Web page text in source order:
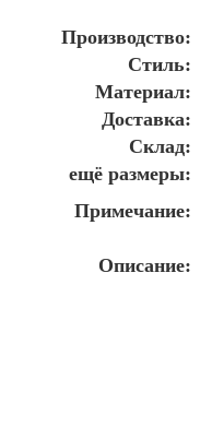
Производство:
Стиль:
Материал:
Доставка:
Склад:
ещё размеры:
Примечание:
Описание: